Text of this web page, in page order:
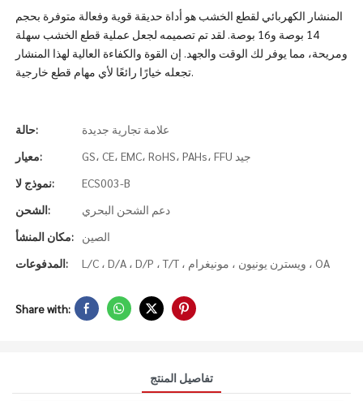
المنشار الكهربائي لقطع الخشب هو أداة حديقة قوية وفعالة متوفرة بحجم
14 بوصة و16 بوصة. لقد تم تصميمه لجعل عملية قطع الخشب سهلة
ومريحة، مما يوفر لك الوقت والجهد. إن القوة والكفاءة العالية لهذا المنشار
تجعله خيارًا رائعًا لأي مهام قطع خارجية.
حالة:
علامة تجارية جديدة
معيار:
GS، CE، EMC، RoHS، PAHs، FFU جيد
نموذج لا:
ECS003-B
الشحن:
دعم الشحن البحري
مكان المنشأ:
الصين
المدفوعات:
L/C ، D/A ، D/P ، T/T ، ويسترن يونيون ، مونيغرام ، OA
Share with:
تفاصيل المنتج